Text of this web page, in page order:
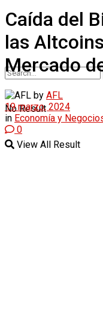
No Result
View All Result
Caída del
las
Mercado
by AFL
19 marzo, 2024
in Economía y
0